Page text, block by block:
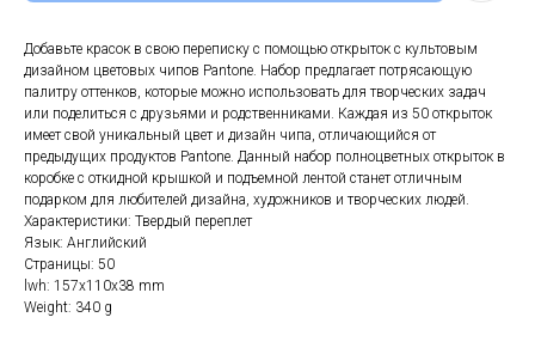
Добавьте красок в свою переписку с помощью открыток с культовым
дизайном цветовых чипов Pantone. Набор предлагает потрясающую
палитру оттенков, которые можно использовать для творческих задач
или поделиться с друзьями и родственниками. Каждая из 50 открыток
имеет свой уникальный цвет и дизайн чипа, отличающийся от
предыдущих продуктов Pantone. Данный набор полноцветных открыток в
коробке с откидной крышкой и подъемной лентой станет отличным
подарком для любителей дизайна, художников и творческих людей.
Характеристики: Твердый переплет
Язык: Английский
Страницы: 50
lwh: 157x110x38 mm
Weight: 340 g